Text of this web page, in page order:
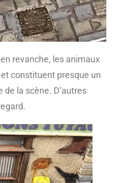
revanche, les animaux
constituent presque un
la scène. D’autres